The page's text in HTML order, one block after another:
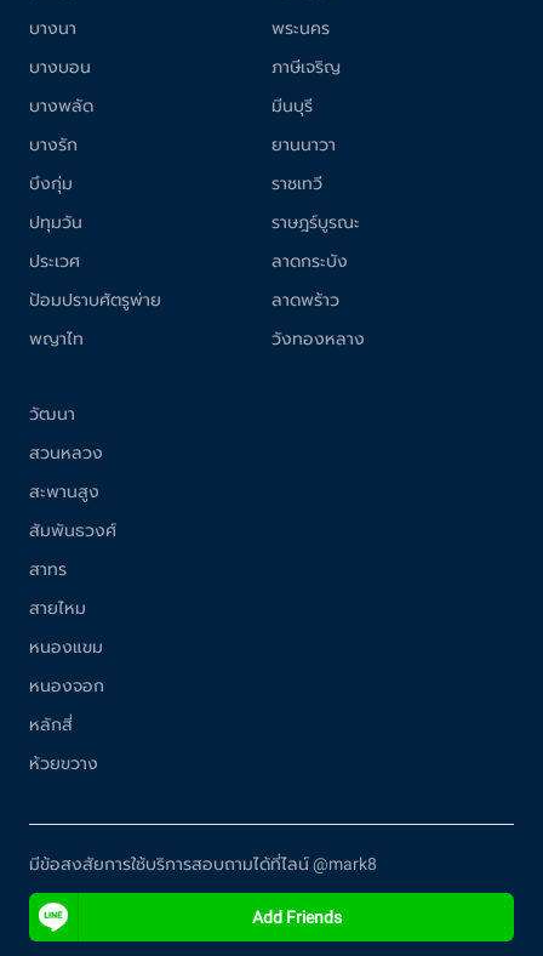
บางนา
บางบอน
บางพลัด
บางรัก
บึงกุ่ม
ปทุมวัน
ประเวศ
ป้อมปราบศัตรูพ่าย
พญาไท
พระนคร
ภาษีเจริญ
มีนบุรี
ยานนาวา
ราชเทวี
ราษฎร์บูรณะ
ลาดกระบัง
ลาดพร้าว
วังทองหลาง
วัฒนา
สวนหลวง
สะพานสูง
สัมพันธวงศ์
สาทร
สายไหม
หนองแขม
หนองจอก
หลักสี่
ห้วยขวาง
มีข้อสงสัยการใช้บริการสอบถามได้ที่ไลน์ @mark8
Add Friends